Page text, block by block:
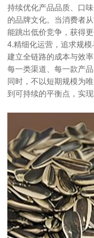
持续优化产品品质、口
的品牌文化。当消费者从
能跳出低价竞争，获得更
4.精细化运营，追求规
建立全链路的成本与效
每一类渠道、每一款产
同时，不以短期规模为
到可持续的平衡点，实现